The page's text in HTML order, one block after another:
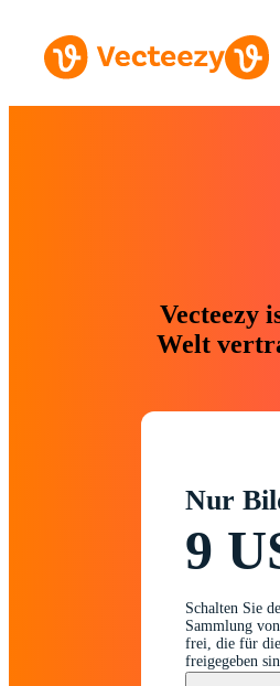
Vecteezy
Welt
Nur
9
Schalten Sie
Sammlung
frei, die für
freigegeben